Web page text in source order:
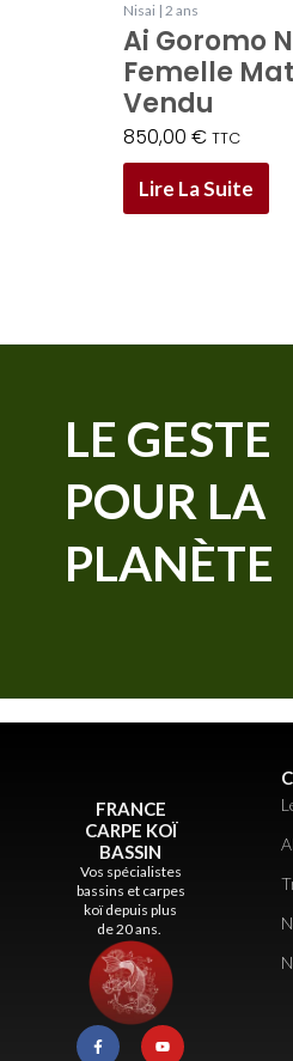
Nisai | 2 ans
Ai Goromo
Femelle
Vendu
850,00€ TTC
Lire La Suite
LE GESTE
POUR LA
PLANÈTE
FRANCE
CARPE KOÏ
BASSIN
Vos spécialistes
bassins et carpes
koï depuis plus
de 20 ans.
F
a
Y
o